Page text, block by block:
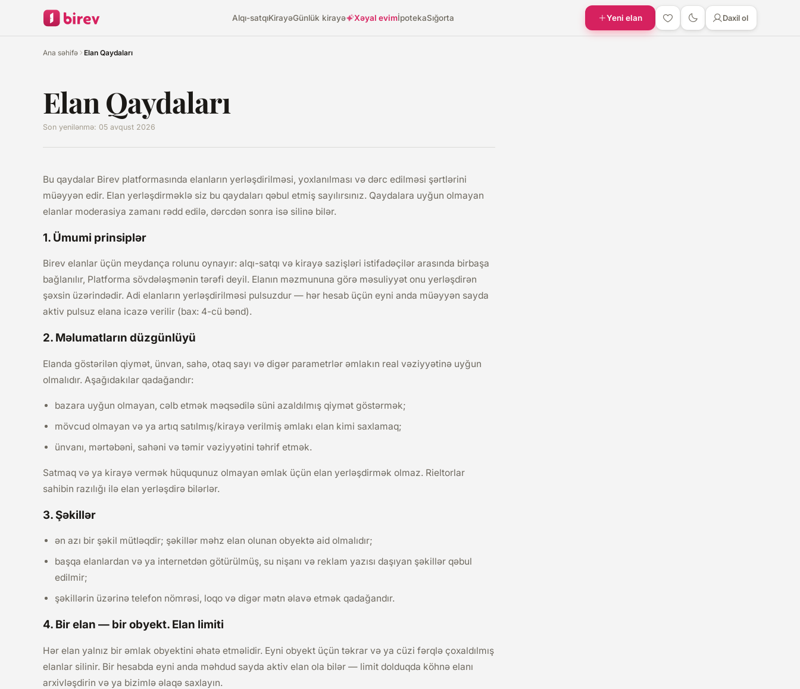
Alqı-satqıKirayəGünlük kirayə Xəyal evimİpotekaSığorta Yeni elan Daxil ol
Ana səhifə Elan Qaydaları
Elan Qaydaları
Son yenilənmə: 05 avqust 2026
Bu qaydalar Birev platformasında elanların yerləşdirilməsi, yoxlanılması və dərc edilməsi şərtlərini
müəyyən edir. Elan yerləşdirməklə siz bu qaydaları qəbul etmiş sayılırsınız. Qaydalara uyğun olmayan
elanlar moderasiya zamanı rədd edilə, dərcdən sonra isə silinə bilər.
1. Ümumi prinsiplər
Birev elanlar üçün meydança rolunu oynayır: alqı-satqı və kirayə sazişləri istifadəçilər arasında birbaşa
bağlanılır, Platforma sövdələşmənin tərəfi deyil. Elanın məzmununa görə məsuliyyət onu yerləşdirən
şəxsin üzərindədir. Adi elanların yerləşdirilməsi pulsuzdur — hər hesab üçün eyni anda müəyyən sayda
aktiv pulsuz elana icazə verilir (bax: 4-cü bənd).
2. Məlumatların düzgünlüyü
Elanda göstərilən qiymət, ünvan, sahə, otaq sayı və digər parametrlər əmlakın real vəziyyətinə uyğun
olmalıdır. Aşağıdakılar qadağandır:
bazara uyğun olmayan, cəlb etmək məqsədilə süni azaldılmış qiymət göstərmək;
mövcud olmayan və ya artıq satılmış/kirayə verilmiş əmlakı elan kimi saxlamaq;
ünvanı, mərtəbəni, sahəni və təmir vəziyyətini təhrif etmək.
Satmaq və ya kirayə vermək hüququnuz olmayan əmlak üçün elan yerləşdirmək olmaz. Rieltorlar
sahibin razılığı ilə elan yerləşdirə bilərlər.
3. Şəkillər
ən azı bir şəkil mütləqdir; şəkillər məhz elan olunan obyektə aid olmalıdır;
başqa elanlardan və ya internetdən götürülmüş, su nişanı və reklam yazısı daşıyan şəkillər qəbul
edilmir;
şəkillərin üzərinə telefon nömrəsi, loqo və digər mətn əlavə etmək qadağandır.
4. Bir elan — bir obyekt. Elan limiti
Hər elan yalnız bir əmlak obyektini əhatə etməlidir. Eyni obyekt üçün təkrar və ya cüzi fərqlə çoxaldılmış
elanlar silinir. Bir hesabda eyni anda məhdud sayda aktiv elan ola bilər — limit dolduqda köhnə elanı
arxivləşdirin və ya bizimlə əlaqə saxlayın.